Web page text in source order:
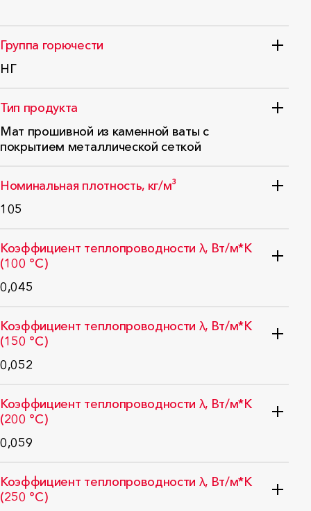
Группа горючести
НГ
Тип продукта
Мат прошивной из каменной ваты с
покрытием металлической сеткой
Номинальная плотность, кг/м³
105
Коэффициент теплопроводности λ, Вт/м*K
(100 °C)
0,045
Коэффициент теплопроводности λ, Вт/м*K
(150 °C)
0,052
Коэффициент теплопроводности λ, Вт/м*K
(200 °C)
0,059
Коэффициент теплопроводности λ, Вт/м*K
(250 °C)